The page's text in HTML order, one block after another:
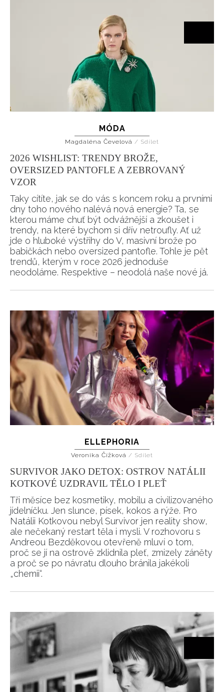
NEWSLETTER
ODESLAT
MÓDA
Magdaléna Čevelová / Sdílet
2026 WISHLIST: TRENDY BROŽE,
OVERSIZED PANTOFLE A ZEBROVANÝ
VZOR
Taky cítíte, jak se do vás s koncem roku a prvními
dny toho nového nalévá nová energie? Ta, se
kterou máme chuť být odvážnější a zkoušet i
trendy, na které bychom si dřív netroufly. Ať už
jde o hluboké výstřihy do V, masivní brože po
babičkách nebo oversized pantofle. Tohle je pět
trendů, kterým v roce 2026 jednoduše
neodoláme. Respektive – neodolá naše nové já.
ELLEPHORIA
Veronika Čížková / Sdílet
SURVIVOR JAKO DETOX: OSTROV NATÁLII
KOTKOVÉ UZDRAVIL TĚLO I PLEŤ
Tři měsíce bez kosmetiky, mobilu a civilizovaného
jídelníčku. Jen slunce, písek, kokos a rýže. Pro
Natálii Kotkovou nebyl Survivor jen reality show,
ale nečekaný restart těla i mysli. V rozhovoru s
Andreou Bezděkovou otevřeně mluví o tom,
proč se jí na ostrově zklidnila pleť, zmizely záněty
a proč se po návratu dlouho bránila jakékoli
„chemii“.